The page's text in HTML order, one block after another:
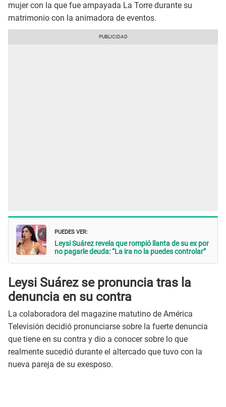
mujer con la que fue ampayada La Torre durante su
matrimonio con la animadora de eventos.
PUEDES VER:
Leysi Suárez revela que rompió llanta de su ex por
no pagarle deuda: “La ira no la puedes controlar”
Leysi Suárez se pronuncia tras la
denuncia en su contra
La colaboradora del magazine matutino de América
Televisión decidió pronunciarse sobre la fuerte denuncia
que tiene en su contra y dio a conocer sobre lo que
realmente sucedió durante el altercado que tuvo con la
nueva pareja de su exesposo.